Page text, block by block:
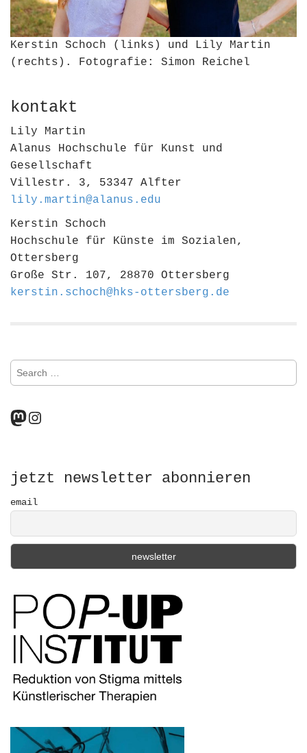
Kerstin Schoch (links) und Lily Martin
(rechts). Fotografie: Simon Reichel
kontakt
Lily Martin
Alanus Hochschule für Kunst und
Gesellschaft
Villestr. 3, 53347 Alfter
lily.martin@alanus.edu
Kerstin Schoch
Hochschule für Künste im Sozialen,
Ottersberg
Große Str. 107, 28870 Ottersberg
kerstin.schoch@hks-ottersberg.de
S
c
r
:
Mastodon
Instagram
jetzt newsletter abonnieren
email